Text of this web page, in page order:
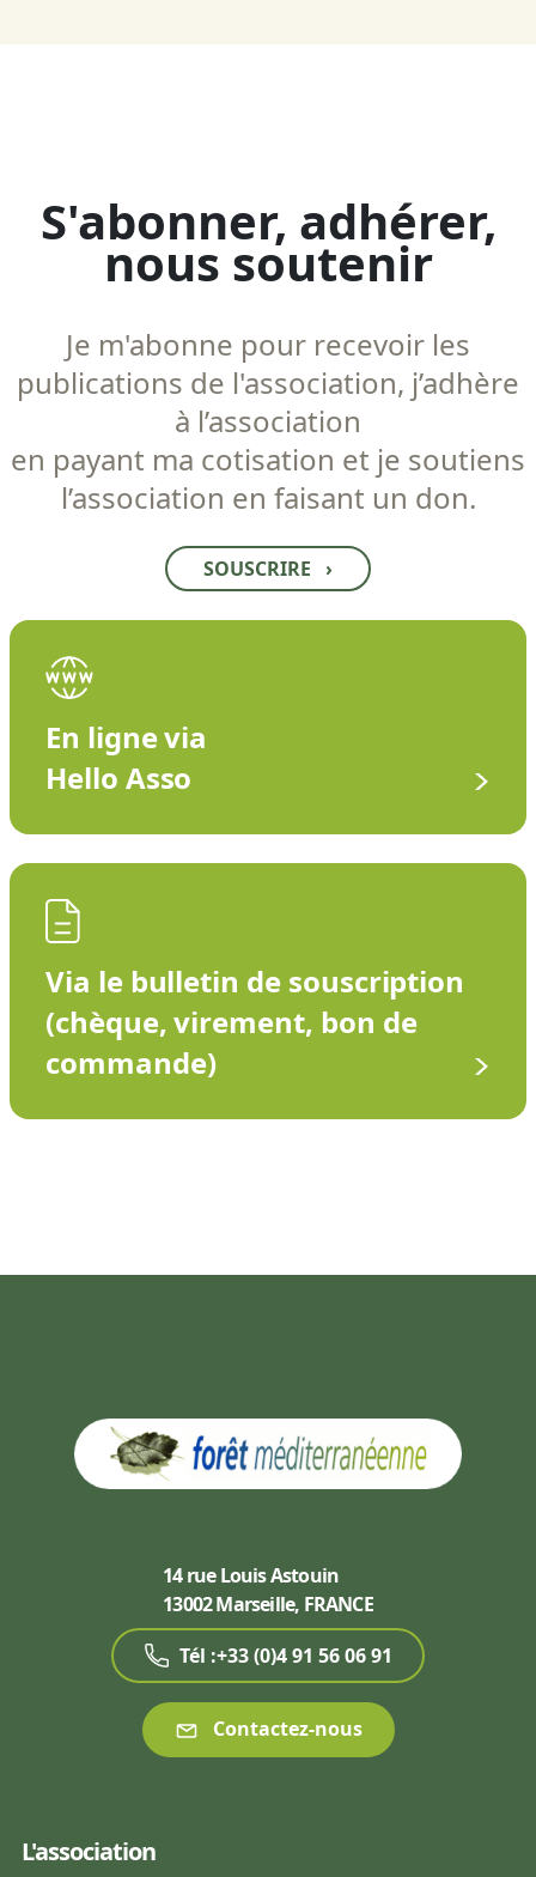
S'abonner, adhérer,
nous soutenir
Je m'abonne pour recevoir les
publications de l'association, j’adhère
à l’association
en payant ma cotisation et je soutiens
l’association en faisant un don.
SOUSCRIRE ›
En ligne via
Hello Asso
Via le bulletin de souscription
(chèque, virement, bon de
commande)
14 rue Louis Astouin
13002 Marseille, FRANCE
Tél :+33 (0)4 91 56 06 91
Contactez-nous
L'association